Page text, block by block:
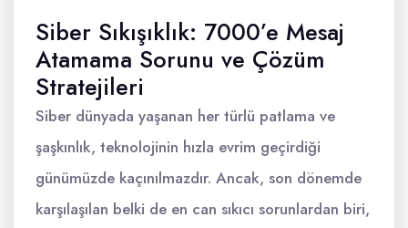
Siber Sıkışıklık: 7000’e Mesaj
Atamama Sorunu ve Çözüm
Stratejileri
Siber dünyada yaşanan her türlü patlama ve
şaşkınlık, teknolojinin hızla evrim geçirdiği
günümüzde kaçınılmazdır. Ancak, son dönemde
karşılaşılan belki de en can sıkıcı sorunlardan biri,